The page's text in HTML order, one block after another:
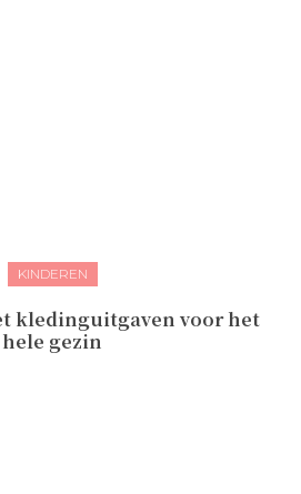
KINDEREN
kledinguitgaven voor het
hele gezin